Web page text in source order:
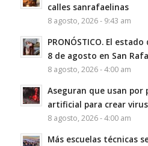
calles sanrafaelinas
8 agosto, 2026 - 9:43 am
PRONÓSTICO. El
8 de agosto en San
8 agosto, 2026 - 4:00 am
Aseguran que usan por
artificial para crear
8 agosto, 2026 - 4:00 am
Más escuelas técnicas